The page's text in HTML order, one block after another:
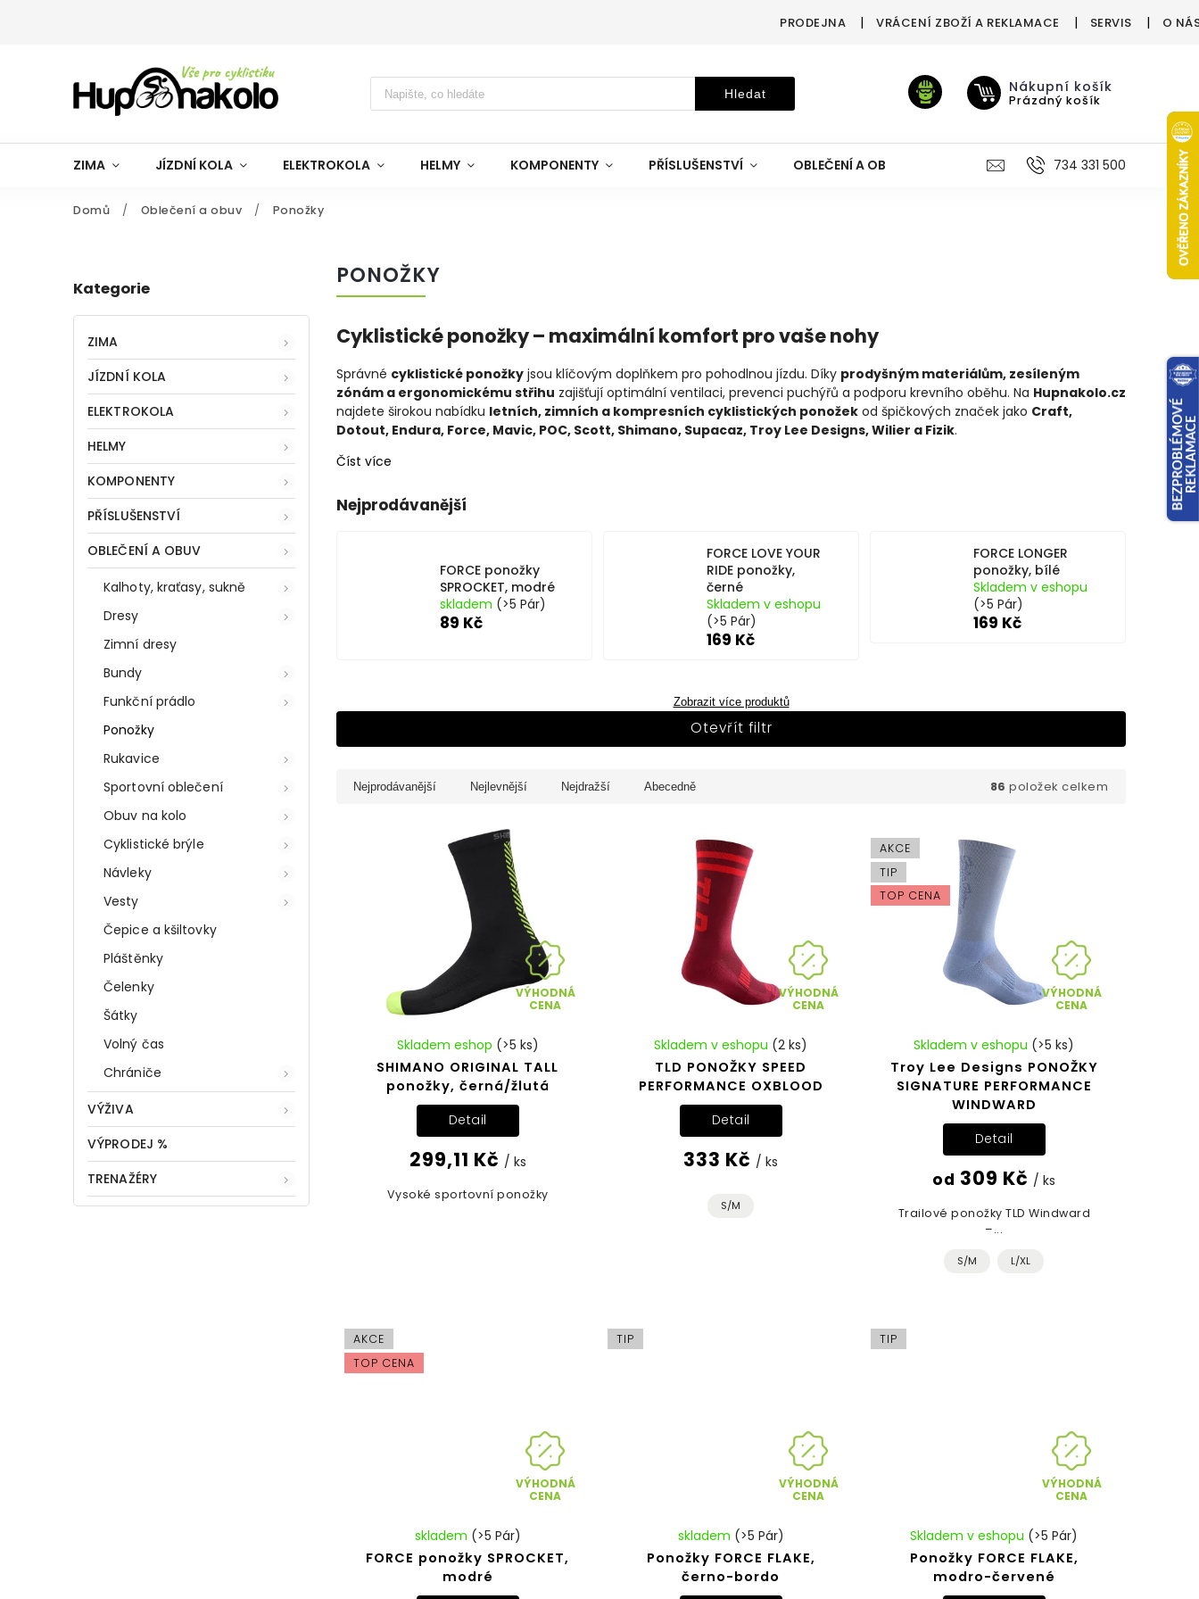
PRODEJNA VRÁCENÍ ZBOŽÍ A REKLAMACE SERVIS O
Hledat Nákupní košík
Prázdný košík
ZIMA JÍZDNÍ KOLA ELEKTROKOLA HELMY KOMPONENTY PŘÍSLUŠENSTVÍ OBLEČENÍ A OBUV VÝŽIVA VÝPRODEJ %
734 331 500
Domů / Oblečení a obuv / Ponožky
Kategorie
ZIMA
JÍZDNÍ KOLA
ELEKTROKOLA
HELMY
KOMPONENTY
PŘÍSLUŠENSTVÍ
OBLEČENÍ A OBUV
Kalhoty, kraťasy, sukně
Dresy
Zimní dresy
Bundy
Funkční prádlo
Ponožky
Rukavice
Sportovní oblečení
Obuv na kolo
Cyklistické brýle
Návleky
Vesty
Čepice a kšiltovky
Pláštěnky
Čelenky
Šátky
Volný čas
Chrániče
VÝŽIVA
VÝPRODEJ %
TRENAŽÉRY
PONOŽKY
Cyklistické ponožky – maximální komfort pro vaše nohy
Správné cyklistické ponožky jsou klíčovým doplňkem pro pohodlnou jízdu. Díky prodyšným materiálům, zesíleným
zónám a ergonomickému střihu zajišťují optimální ventilaci, prevenci puchýřů a podporu krevního oběhu. Na Hupnakolo.cz
najdete širokou nabídku letních, zimních a kompresních cyklistických ponožek od špičkových značek jako Craft,
Dotout, Endura, Force, Mavic, POC, Scott, Shimano, Supacaz, Troy Lee Designs, Wilier a Fizik.
Číst více
Nejprodávanější
FORCE ponožky
SPROCKET, modré
skladem (>5 Pár)
89 Kč
FORCE LOVE YOUR
RIDE ponožky,
černé
Skladem v eshopu
(>5 Pár)
169 Kč
FORCE LONGER
ponožky, bílé
Skladem v eshopu
(>5 Pár)
169 Kč
Zobrazit více produktů
Otevřít filtr
Nejprodávanější Nejlevnější Nejdražší Abecedně 86 položek celkem
VÝHODNÁ
CENA
SHIMANO ORIGINAL TALL
ponožky, černá/žlutá
Skladem eshop (>5 ks)
299,11 Kč / ks
Detail
Vysoké sportovní ponožky
VÝHODNÁ
CENA
TLD PONOŽKY SPEED
PERFORMANCE OXBLOOD
Skladem v eshopu (2 ks)
333 Kč / ks
Detail
S/M
AKCE
TIP
TOP CENA
VÝHODNÁ
CENA
Troy Lee Designs PONOŽKY
SIGNATURE PERFORMANCE
WINDWARD
Skladem v eshopu (>5 ks)
od 309 Kč / ks
Detail
Trailové ponožky TLD Windward
–...
S/M L/XL
AKCE
TOP CENA
VÝHODNÁ
CENA
FORCE ponožky SPROCKET,
modré
skladem (>5 Pár)
TIP
VÝHODNÁ
CENA
Ponožky FORCE FLAKE,
černo-bordo
skladem (>5 Pár)
TIP
VÝHODNÁ
CENA
Ponožky FORCE FLAKE,
modro-červené
Skladem v eshopu (>5 Pár)